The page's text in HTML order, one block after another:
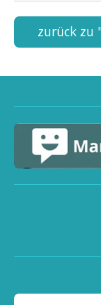
zurück zu